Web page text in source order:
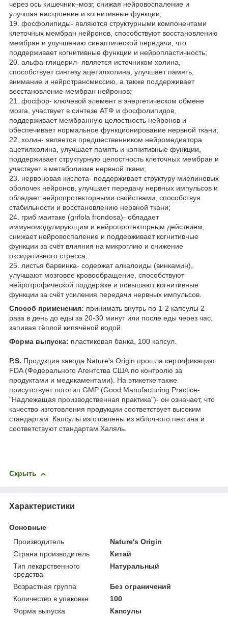
через ось кишечник–мозг, снижая нейровоспаление и
улучшая настроение и когнитивные функции;
19. фосфолипиды- являются структурными компонентами
клеточных мембран нейронов, способствуют восстановлению
мембран и улучшению синаптической передачи, что
поддерживает когнитивные функции и нейропластичность;
20. альфа-глицерил- является источником холина,
способствует синтезу ацетилхолина, улучшает память,
внимание и нейротрансмиссию, а также поддерживает
восстановление мембран нейронов;
21. фосфор- ключевой элемент в энергетическом обмене
мозга, участвует в синтезе АТФ и фосфолипидов,
поддерживает мембранную целостность нейронов и
обеспечивает нормальное функционирование нервной ткани;
22. холин- является предшественником нейромедиатора
ацетилхолина, улучшает память и когнитивные функции,
поддерживает структурную целостность клеточных мембран и
участвует в метаболизме нервной ткани;
23. нервоновая кислота- поддерживает структуру миелиновых
оболочек нейронов, улучшает передачу нервных импульсов и
обладает нейропротекторными свойствами, способствуя
стабильности и восстановлению нервной ткани;
24. гриб маитаке (grifola frondosa)- обладает
иммуномодулирующим и нейропротекторным действием,
снижает нейровоспаление и поддерживает когнитивные
функции за счёт влияния на микроглию и снижение
оксидативного стресса;
25. листья барвинка- содержат алкалоиды (винкамин),
улучшают мозговое кровообращение, способствуют
нейротрофической поддержке и повышают когнитивные
функции за счёт усиления передачи нервных импульсов.
Способ применения: принимать внутрь по 1-2 капсулы 2
раза в день до еды за 20-30 минут или после еды через час,
запивая тёплой кипячёной водой.
Форма выпуска: пластиковая банка, 100 капсул.
P.S. Продукция завода Nature's Origin прошла сертификацию
FDA (Федерального Агентства США по контролю за
продуктами и медикаментами). На этикетке также
присутствует логотип GMP (Good Manufacturing Practice-
"Надлежащая производственная практика")- он означает, что
качество изготовления продукции соответствует высоким
стандартам. Капсулы изготовлены из яблочного пектина и
соответствуют стандартам Халяль.
Скрыть
Характеристики
Основные
Производитель
Nature's Origin
Страна производитель
Китай
Тип лекарственного
средства
Натуральный
Возрастная группа
Без ограничений
Количество в упаковке
100
Форма выпуска
Капсулы